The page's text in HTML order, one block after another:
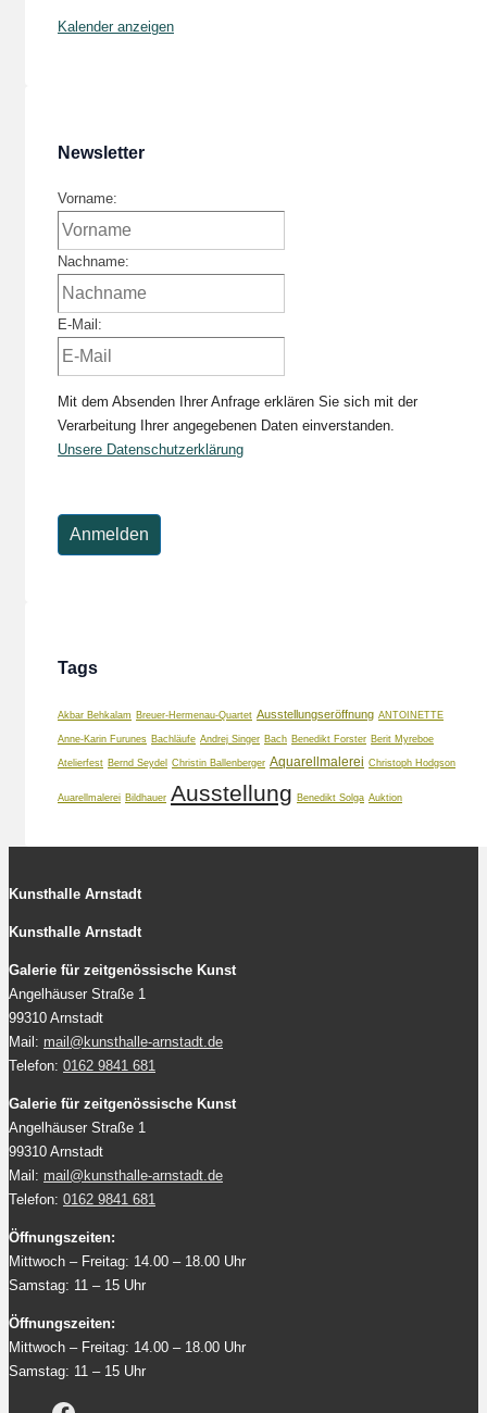
Kalender anzeigen
Newsletter
Vorname:
Nachname:
E-Mail:
Mit dem Absenden Ihrer Anfrage erklären Sie sich mit der
Verarbeitung Ihrer angegebenen Daten einverstanden.
Unsere Datenschutzerklärung
Tags
Akbar Behkalam Breuer-Hermenau-Quartet Ausstellungseröffnung ANTOINETTE
Anne-Karin Furunes Bachläufe Andrej Singer Bach Benedikt Forster Berit Myreboe
Atelierfest Bernd Seydel Christin Ballenberger Aquarellmalerei Christoph Hodgson
Auarellmalerei Bildhauer Ausstellung Benedikt Solga Auktion
Kunsthalle Arnstadt
Kunsthalle Arnstadt
Galerie für zeitgenössische Kunst
Angelhäuser Straße 1
99310 Arnstadt
Mail: mail@kunsthalle-arnstadt.de
Telefon: 0162 9841 681
Galerie für zeitgenössische Kunst
Angelhäuser Straße 1
99310 Arnstadt
Mail: mail@kunsthalle-arnstadt.de
Telefon: 0162 9841 681
Öffnungszeiten:
Mittwoch – Freitag: 14.00 – 18.00 Uhr
Samstag: 11 – 15 Uhr
Öffnungszeiten:
Mittwoch – Freitag: 14.00 – 18.00 Uhr
Samstag: 11 – 15 Uhr